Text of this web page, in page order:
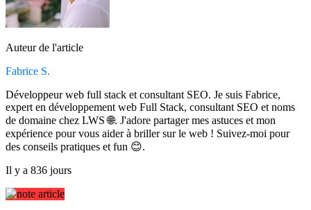
Auteur de l'article
Fabrice S.
Développeur web full stack et consultant SEO. Je suis Fabrice,
expert en développement web Full Stack, consultant SEO et noms
de domaine chez LWS 🌐. J'adore partager mes astuces et mon
expérience pour vous aider à briller sur le web ! Suivez-moi pour
des conseils pratiques et fun 😊.
Il y a 836 jours